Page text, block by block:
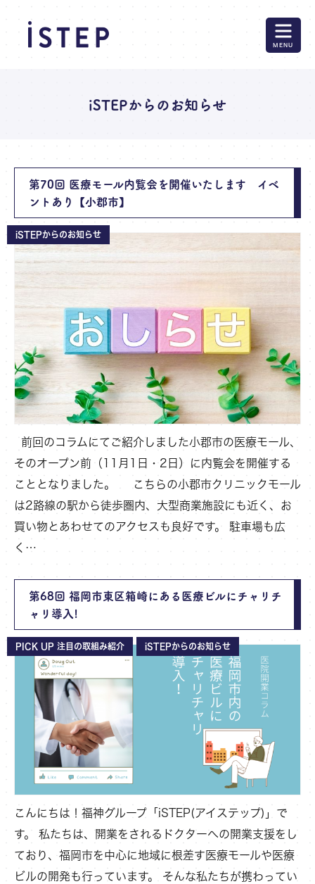
MENU
iSTEPからのお知らせ
第70回 医療モール内覧会を開催いたします イベ
ントあり【小郡市】
iSTEPからのお知らせ
前回のコラムにてご紹介しました小郡市の医療モール、
そのオープン前（11月1日・2日）に内覧会を開催する
こととなりました。 こちらの小郡市クリニックモール
は2路線の駅から徒歩圏内、大型商業施設にも近く、お
買い物とあわせてのアクセスも良好です。 駐車場も広
く…
第68回 福岡市東区箱崎にある医療ビルにチャリチ
ャリ導入!
PICK UP 注目の取組み紹介 iSTEPからのお知らせ
こんにちは！福神グループ「iSTEP(アイステップ)」で
す。 私たちは、開業をされるドクターへの開業支援をし
ており、福岡市を中心に地域に根差す医療モールや医療
ビルの開発も行っています。 そんな私たちが携わってい